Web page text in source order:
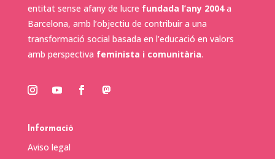
entitat sense afany de lucre fundada l’any 2004a
Barcelona, amb l’objectiu de contribuir a una
transformació social basada en l’educació en valors
amb perspectiva feminista i comunitària.
Informació
Aviso legal